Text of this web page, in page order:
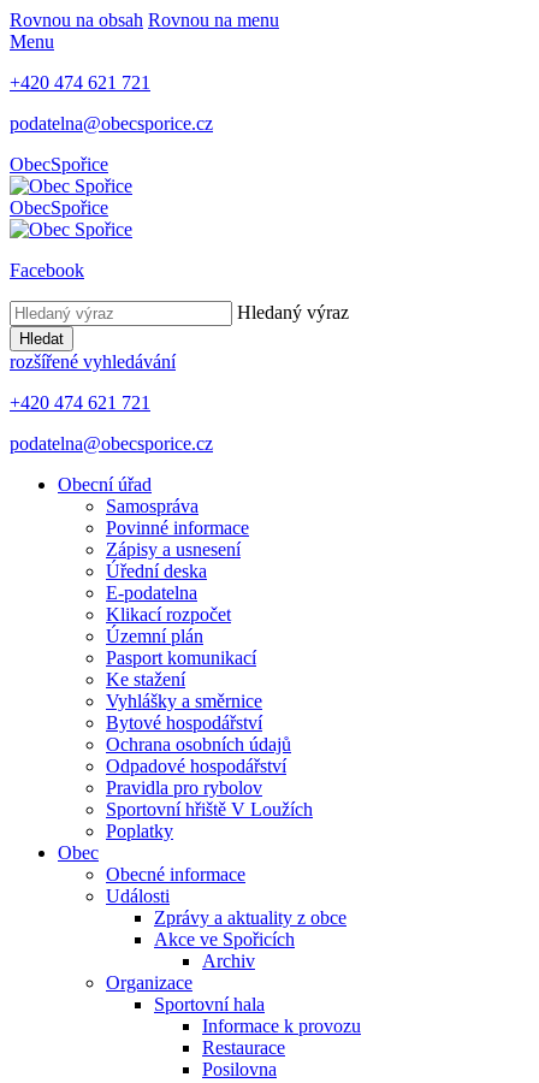
Rovnou na obsah Rovnou na menu
Menu
+420 474 621 721
podatelna@obecsporice.cz
ObecSpořice
ObecSpořice
Facebook
Hledaný výraz
Hledat
rozšířené vyhledávání
+420 474 621 721
podatelna@obecsporice.cz
Obecní úřad
Samospráva
Povinné informace
Zápisy a usnesení
Úřední deska
E-podatelna
Klikací rozpočet
Územní plán
Pasport komunikací
Ke stažení
Vyhlášky a směrnice
Bytové hospodářství
Ochrana osobních údajů
Odpadové hospodářství
Pravidla pro rybolov
Sportovní hřiště V Loužích
Poplatky
Obec
Obecné informace
Události
Zprávy a aktuality z obce
Akce ve Spořicích
Archiv
Organizace
Sportovní hala
Informace k provozu
Restaurace
Posilovna